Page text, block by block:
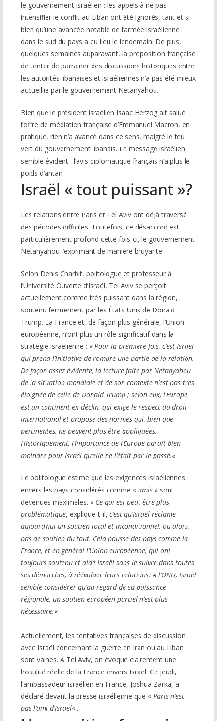
le gouvernement israélien : les appels à ne pas
intensifier le conflit au Liban ont été ignorés, tant et si
bien qu’une avancée notable de l’armée israélienne
dans le sud du pays a eu lieu le lendemain. De plus,
quelques semaines auparavant, la proposition française
de tenter de parrainer des discussions historiques entre
les autorités libanaises et israéliennes n’a pas été mieux
accueillie par le gouvernement Netanyahou.
Bien que le président israélien Isaac Herzog ait salué
l’offre de médiation française d’Emmanuel Macron, en
pratique, rien n’a avancé dans ce sens, malgré le feu
vert du gouvernement libanais. Le message israélien
semble évident : l’avis diplomatique français n’a plus le
poids d’antan.
Israël « tout puissant »?
Les relations entre Paris et Tel Aviv ont déjà traversé
des périodes difficiles. Toutefois, ce désaccord est
particulièrement profond cette fois-ci, le gouvernement
Netanyahou l’exprimant de manière bruyante.
Selon Denis Charbit, politologue et professeur à
l’Université Ouverte d’Israël, Tel Aviv se perçoit
actuellement comme très puissant dans la région,
soutenu fermement par les États-Unis de Donald
Trump. La France et, de façon plus générale, l’Union
européenne, n’ont plus un rôle significatif dans la
stratégie israélienne : « Pourla première fois, c’est Israël
qui prend l’initiative de rompre une partie de la relation.
De façon assez évidente, la lecture faite par Netanyahou
de la situation mondiale et de son contexte n’est pas très
éloignée de celle de Donald Trump ; selon eux, l’Europe
est un continent en déclin, qui exige le respect du droit
international et propose des normes qui, bien que
pertinentes, ne peuvent plus être appliquées.
Historiquement, l’importance de l’Europe paraît bien
moindre pour Israël qu’elle ne l’était par le passé.«
Le politologue estime que les exigences israéliennes
envers les pays considérés comme « amis» sont
devenues maximales. « Ce qui est peut-être plus
problématique, explique-t-il, c’est qu’Israël réclame
aujourd’hui un soutien total et inconditionnel, ou alors,
pas de soutien du tout. Cela pousse des pays comme la
France, et en général l’Union européenne, qui ont
toujours soutenu et aidé Israël sans le suivre dans toutes
ses démarches, à réévaluer leurs relations. À l’ONU, Israël
semble considérer qu’au regard de sa puissance
régionale, un soutien européen partiel n’est plus
nécessaire.«
Actuellement, les tentatives françaises de discussion
avec Israël concernant la guerre en Iran ou au Liban
sont vaines. À Tel Aviv, on évoque clairement une
hostilité réelle de la France envers Israël. Ce jeudi,
l’ambassadeur israélien en France, Joshua Zarka, a
déclaré devant la presse israélienne que « Paris n’est
pas l’ami d’Israël« .